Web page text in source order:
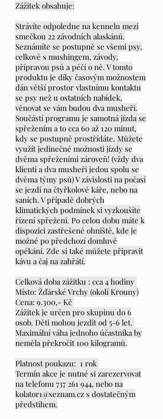
Zážitek obsahuje:
Strávíte odpoledne na kennelu mezi
smečkou 22 závodních alaskánů.
Seznámíte se postupně se všemi psy,
celkově s mushingem, závody,
přípravou psů a péčí o ně. V tomto
produktu je díky časovým možnostem
dán větší prostor vlastnímu kontaktu
se psy než u ostatních nabídek,
věnovat se vám budou dva musheři.
Součástí programu je samotná jízda se
spřežením a to cca 60 až 120 minut,
kdy se postupně prostřídáte. Můžete
využít jedinečné možnosti jízdy se
dvěma spřeženími zároveň! (vždy dva
klienti a dva musheři jedou spolu se
dvěma týmy psů) V závislosti na počasí
se jezdí na čtyřkolové káře, nebo na
saních. V případě dobrých
klimatických podmínek si vyzkoušíte
řízení spřežení. Po celou dobu máte k
dispozici zastřešené ohniště, kde je
možné po předchozí domluvě
opékání. Zde si také můžete připravit
kávu a čaj na zahřátí.
Celková doba zážitku : cca 4 hodiny
Místo: Žďárské Vrchy (okolí Krouny)
Cena: 9.300,- Kč
Zážitek je určen pro skupinu do 6
osob. Děti mohou jezdit od 5-6 let.
Maximální váha jednoho účastníka by
neměla překročit 100 kilogramů.
Platnost poukazu: 1 rok
Termín akce je nutné si zarezervovat
na telefonu 737 261 944, nebo na
kolator1@seznam.cz s dostatečným
předstihem.